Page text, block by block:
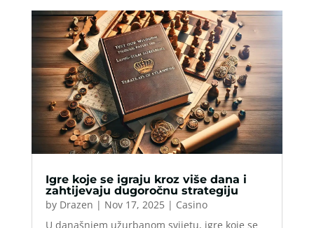
Igre koje se igraju kroz više dana i
zahtijevaju dugoročnu strategiju
by Drazen | Nov 17, 2025| Casino
U današnjem užurbanom svijetu, igre koje se